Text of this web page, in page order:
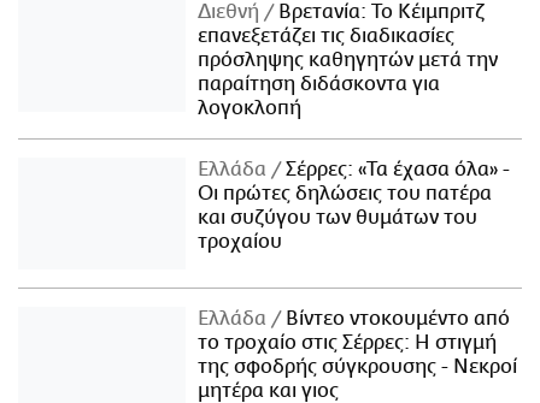
Διεθνή
Βρετανία: Το Κέιμπριτζ
επανεξετάζει τις διαδικασίες
πρόσληψης καθηγητών μετά την
παραίτηση διδάσκοντα για
λογοκλοπή
Ελλάδα
Σέρρες: «Τα έχασα όλα» -
Οι πρώτες δηλώσεις του πατέρα
και συζύγου των θυμάτων του
τροχαίου
Ελλάδα
Βίντεο ντοκουμέντο από
το τροχαίο στις Σέρρες: Η στιγμή
της σφοδρής σύγκρουσης - Νεκροί
μητέρα και γιος